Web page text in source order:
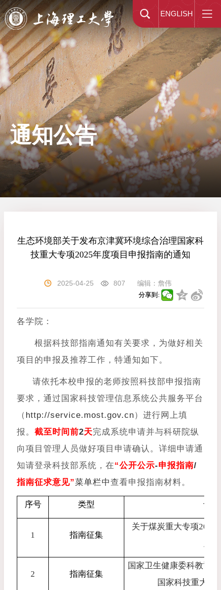
ENGLISH
通知公告
生态环境部关于发布京津冀环境综合治理国家科
技重大专项2025年度项目申报指南的通知
2025-04-25 807 编辑： 詹伟
分享到:
各学院：
根据科技部指南通知有关要求，为做好相关
项目的申报及推荐工作，特通知如下。
请依托本校申报的老师按照科技部申报指南
要求，通过国家科技管理信息系统公共服务平台
（ http://service.most.gov.cn）进行网上填
报。 截至时间前2天完成系统申请并与科研院纵
向项目管理人员做好项目申请确认。详细申请通
知请登录科技部系统，在“公开公示-申报指南/
指南征求意见”菜单栏中查看申报指南材料。
序号 类型 专
1 指南征集
关于煤炭重大专项2025
2 指南征集
国家卫生健康委科教司
国家科技重大专